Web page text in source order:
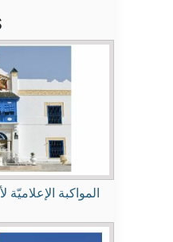
المواكبة